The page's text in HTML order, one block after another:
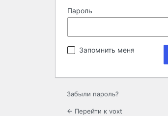
Пароль
Запомнить меня
Забыли пароль?
← Перейти к voxt